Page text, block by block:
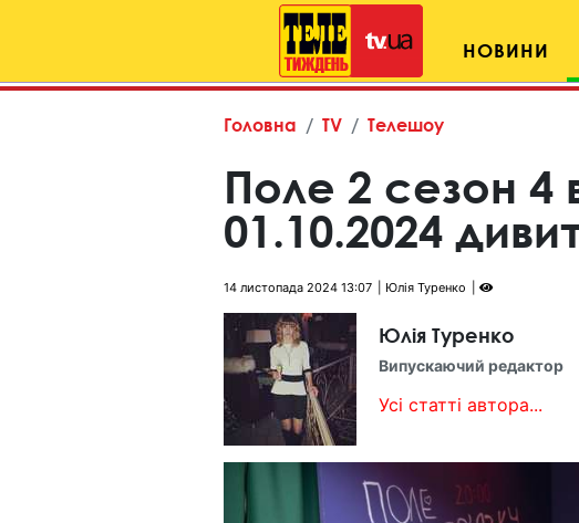
НОВИНИ
Головна TV Телешоу
Поле 2 сезон 4
01.10.2024
14 листопада 2024 13:07 Юлія Туренко
Юлія Туренко
Випускаючий редактор
Усі статті автора...